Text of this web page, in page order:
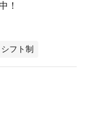
！
シフト制